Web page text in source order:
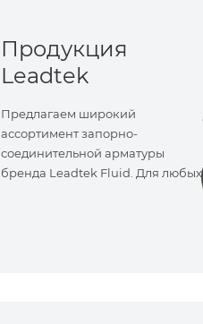
Продукция
Leadtek
Предлагаем широкий
ассортимент запорно-
соединительной арматуры
бренда Leadtek Fluid. Для любых